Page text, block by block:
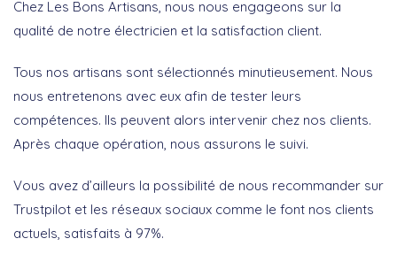
Chez Les Bons Artisans, nous nous engageons sur la
qualité de notre électricien et la satisfaction client.
Tous nos artisans sont sélectionnés minutieusement. Nous
nous entretenons avec eux afin de tester leurs
compétences. Ils peuvent alors intervenir chez nos clients.
Après chaque opération, nous assurons le suivi.
Vous avez d’ailleurs la possibilité de nous recommander sur
Trustpilot et les réseaux sociaux comme le font nos clients
actuels, satisfaits à 97%.